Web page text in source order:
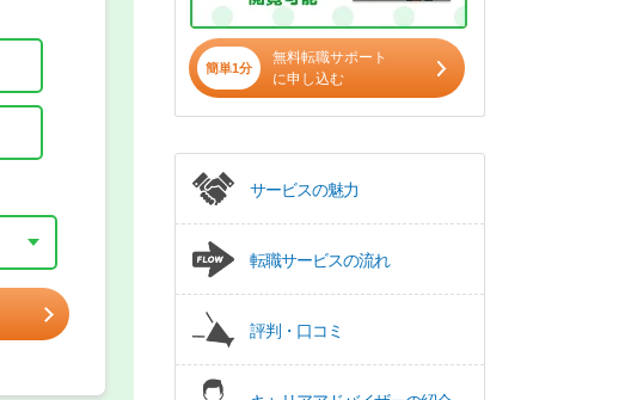
希望の働き方
正社員
簡単1分
無料転職サポート
に申し込む
サービスの魅力
転職サービスの流れ
評判・口コミ